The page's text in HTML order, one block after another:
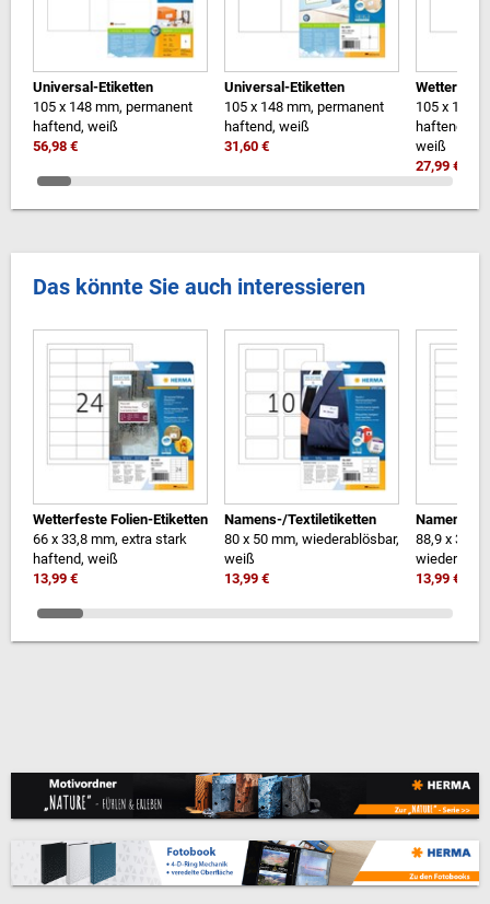
Universal-Etiketten
105 x 148 mm, permanent
haftend, weiß
56,98 €
Universal-Etiketten
105 x 148 mm, permanent
haftend, weiß
31,60 €
105 x 148
haftend,
weiß
27,99 €
Das könnte Sie auch interessieren
Wetterfeste Folien-Etiketten
66 x 33,8 mm, extra stark
haftend, weiß
13,99 €
Namens-/Textiletiketten
80 x 50 mm, wiederablösbar,
weiß
13,99 €
Namens-/
88,9 x 33,8
13,99 €